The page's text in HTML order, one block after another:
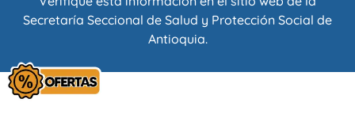
Secretaría Seccional de Salud y Protección Social de
Antioquia.